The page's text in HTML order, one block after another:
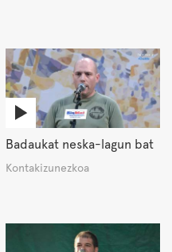
Badaukat neska-lagun bat
Kontakizunezkoa